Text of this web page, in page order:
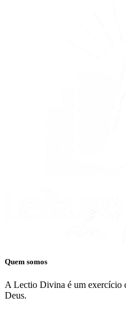
Quem somos
A Lectio Divina é um exercício
Deus.